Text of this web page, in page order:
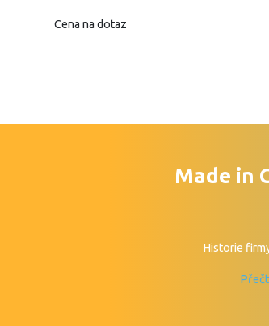
Cena na dotaz
Made in
Historie